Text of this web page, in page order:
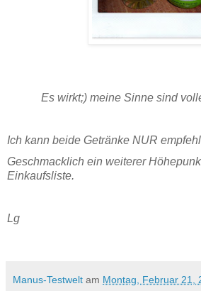
Es wirkt;) meine Sinne sind
Ich kann beide Getränke NUR
Geschmacklich ein weiterer
Einkaufsliste.
Lg
Manus-Testwelt am Montag, Februar 21,